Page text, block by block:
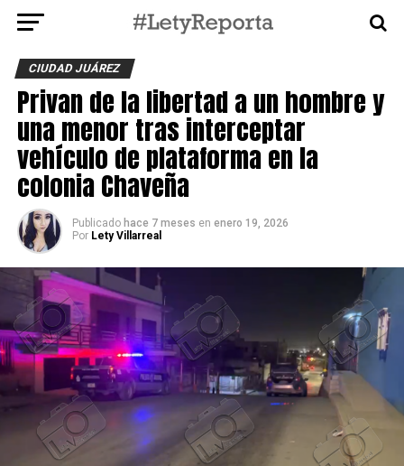
CIUDAD JUÁREZ
Privan de la libertad a un hombre y
una menor tras interceptar
vehículo de plataforma en la
colonia Chaveña
Publicado hace 7 meses en enero 19, 2026
Por Lety Villarreal